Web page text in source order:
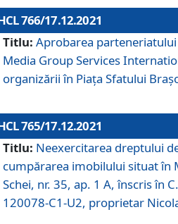
766/17.12.2021
Titlu: Aprobarea
Media Group Services
organizării în Piața Sfatului
765/17.12.2021
Titlu: Neexercitarea dreptului
cumpărarea imobilului situat în
Schei, nr. 35, ap. 1 A, înscris în
120078-C1-U2, proprietar